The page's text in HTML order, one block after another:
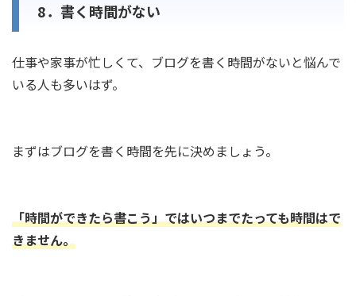
8．書く時間がない
仕事や家事が忙しくて、ブログを書く時間がないと悩んで
いる人も多いはず。
まずはブログを書く時間を先に決めましょう。
「時間ができたら書こう」ではいつまでたっても時間はで
きません。